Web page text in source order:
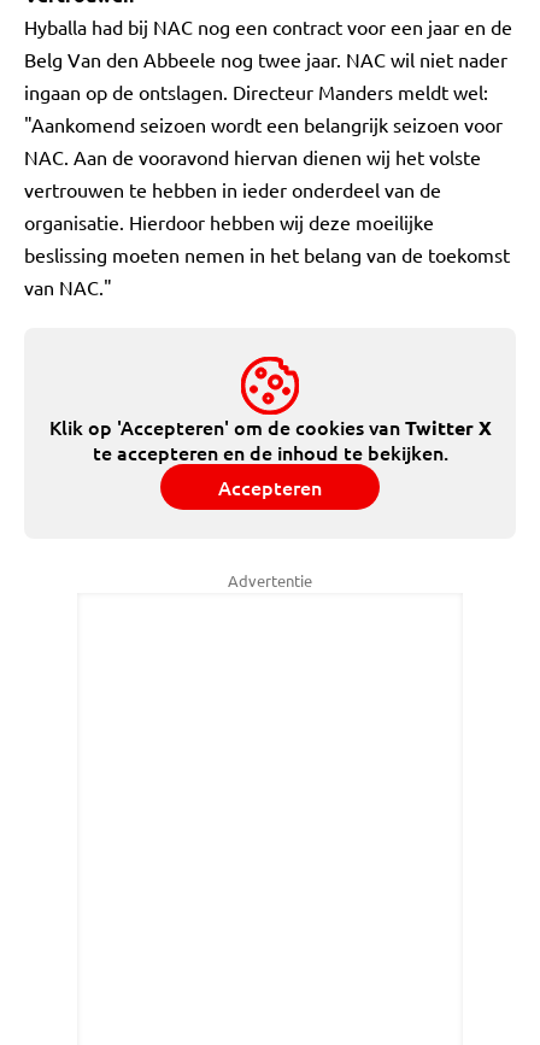
Hyballa had bij NAC nog een contract voor een jaar en de
Belg Van den Abbeele nog twee jaar. NAC wil niet nader
ingaan op de ontslagen. Directeur Manders meldt wel:
"Aankomend seizoen wordt een belangrijk seizoen voor
NAC. Aan de vooravond hiervan dienen wij het volste
vertrouwen te hebben in ieder onderdeel van de
organisatie. Hierdoor hebben wij deze moeilijke
beslissing moeten nemen in het belang van de toekomst
van NAC."
Klik op 'Accepteren' om de cookies vanTwitter X
te accepteren en de inhoud te bekijken.
Accepteren
Advertentie